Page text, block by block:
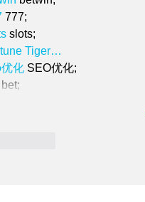
777;
slots;
Tiger…
化 SEO优化;
bet;